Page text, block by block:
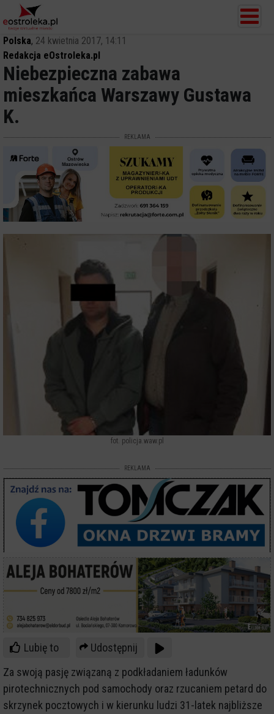
Polska, 24 kwietnia 2017, 14:11
Redakcja eOstroleka.pl
Niebezpieczna zabawa
mieszkańca Warszawy Gustawa
K.
REKLAMA
fot. policja.waw.pl
REKLAMA
Lubię to
Udostępnij
Za swoją pasję związaną z podkładaniem ładunków
pirotechnicznych pod samochody oraz rzucaniem petard do
skrzynek pocztowych i w kierunku ludzi 31-latek najbliższe